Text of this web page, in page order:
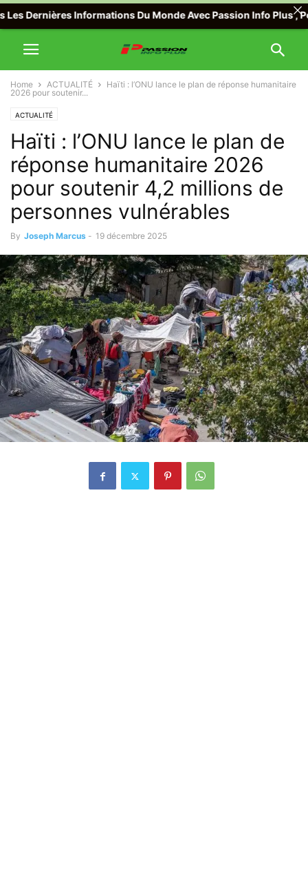
Home ACTUALITÉ
Haïti : l’ONU lance le plan de réponse humanitaire
2026 pour soutenir...
ACTUALITÉ
Haïti : l’ONU lance le plan de
réponse humanitaire 2026
pour soutenir 4,2 millions de
personnes vulnérables
By Joseph Marcus - 19 décembre 2025
Dernières Informations Du Monde Avec Passion Info Plus ,